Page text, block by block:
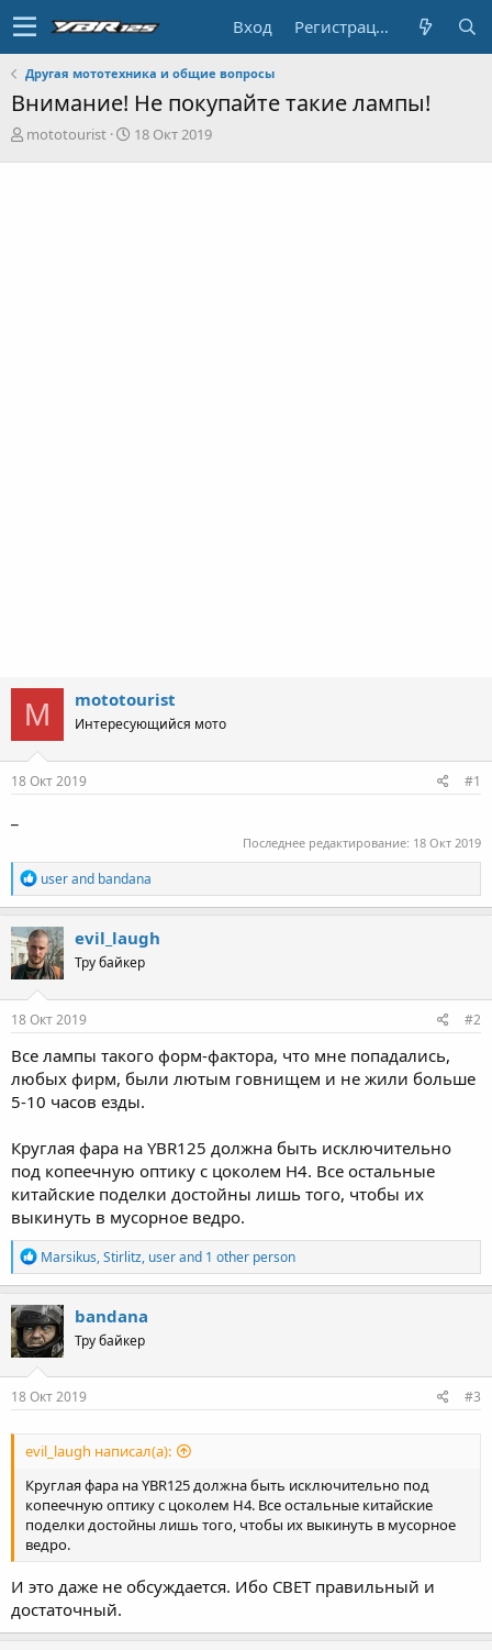
Вход Регистрация
Другая мототехника и общие вопросы
Внимание! Не покупайте такие лампы!
А
mototourist
Д
18 Окт 2019
M mototourist
Интересующийся мото
18 Окт 2019 #1
Последнее редактирование: 18 Окт 2019
R
e
a
c
t
i
o
n
s
userand bandana
evil_laugh
Тру байкер
18 Окт 2019 #2
Все лампы такого форм-фактора, что мне попадались,
любых фирм, были лютым говнищем и не жили больше
5-10 часов езды.
Круглая фара на YBR125 должна быть исключительно
под копеечную оптику с цоколем H4. Все остальные
китайские поделки достойны лишь того, чтобы их
выкинуть в мусорное ведро.
R
e
a
c
t
i
o
n
s
Marsikus,Stirlitz, userand 1 other person
bandana
Тру байкер
18 Окт 2019 #3
evil_laugh написал(а):
Круглая фара на YBR125 должна быть исключительно под
копеечную оптику с цоколем H4. Все остальные китайские
поделки достойны лишь того, чтобы их выкинуть в мусорное
ведро.
И это даже не обсуждается. Ибо СВЕТ правильный и
достаточный.